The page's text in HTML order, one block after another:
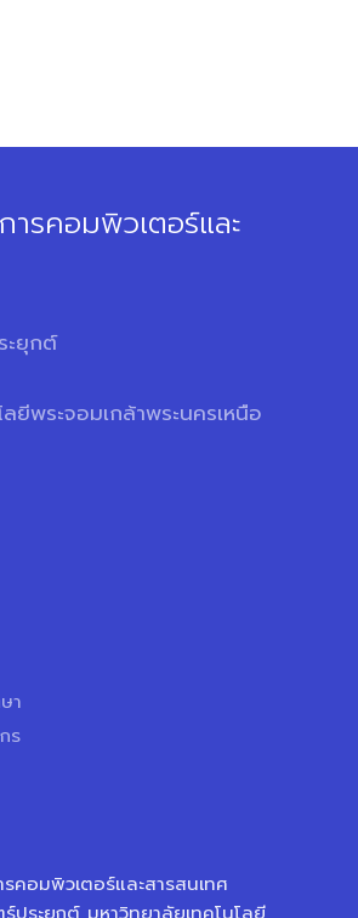
ารคอมพิวเตอร์และ
ะยุกต์
ยีพระจอมเกล้าพระนครเหนือ
า
ร
คอมพิวเตอร์และสารสนเทศ